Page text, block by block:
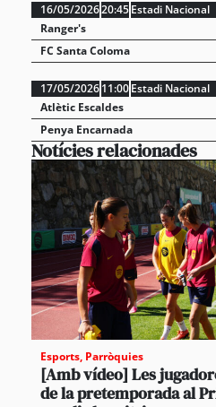
16/05/202620:45Estadi Nacional
Ranger's
FC Santa Coloma
17/05/202611:00Estadi Nacional
Atlètic Escaldes
Penya Encarnada
Notícies relacionades
Esports, Parròquies
[Amb vídeo] Les
de la pretemporada al